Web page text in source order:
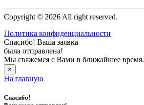
Copyright © 2026 All right reserved.
Политика конфиденциальности
Спасибо! Ваша заявка
была отправлена!
Мы свяжемся с Вами в ближайшее время.
×
На главную
Спасибо!